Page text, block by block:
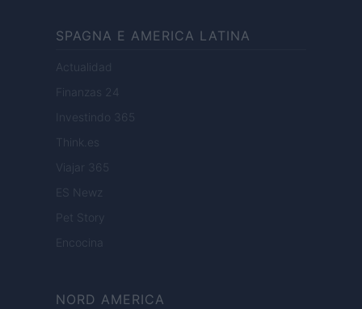
SPAGNA E AMERICA LATINA
Actualidad
Finanzas 24
Investindo 365
Think.es
Viajar 365
ES Newz
Pet Story
Encocina
NORD AMERICA